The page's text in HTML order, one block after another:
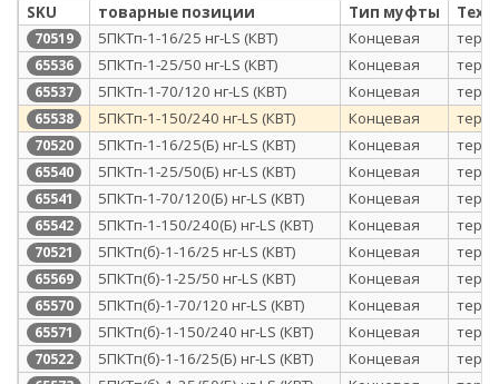
SKU товарные позиции Тип муфты
70519 5ПКТп-1-16/25 нг-LS (КВТ) Концевая
65536 5ПКТп-1-25/50 нг-LS (КВТ) Концевая
65537 5ПКТп-1-70/120 нг-LS (КВТ) Концевая
65538 5ПКТп-1-150/240 нг-LS (КВТ) Концевая
70520 5ПКТп-1-16/25(Б) нг-LS (КВТ) Концевая
65540 5ПКТп-1-25/50(Б) нг-LS (КВТ) Концевая
65541 5ПКТп-1-70/120(Б) нг-LS (КВТ) Концевая
65542 5ПКТп-1-150/240(Б) нг-LS (КВТ) Концевая
70521 5ПКТп(б)-1-16/25 нг-LS (КВТ) Концевая
65569 5ПКТп(б)-1-25/50 нг-LS (КВТ) Концевая
65570 5ПКТп(б)-1-70/120 нг-LS (КВТ) Концевая
65571 5ПКТп(б)-1-150/240 нг-LS (КВТ) Концевая
70522 5ПКТп(б)-1-16/25(Б) нг-LS (КВТ) Концевая